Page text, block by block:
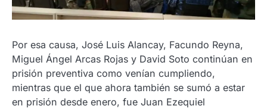
Por esa causa, José Luis Alancay, Facundo Reyna,
Miguel Ángel Arcas Rojas y David Soto continúan en
prisión preventiva como venían cumpliendo,
mientras que el que ahora también se sumó a estar
en prisión desde enero, fue Juan Ezequiel